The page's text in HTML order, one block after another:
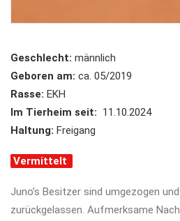
Geschlecht: männlich
Geboren am: ca. 05/2019
Rasse: EKH
Im Tierheim seit: 11.10.2024
Haltung: Freigang
Vermittelt
Juno’s Besitzer sind umgezogen
zurückgelassen. Aufmerksame